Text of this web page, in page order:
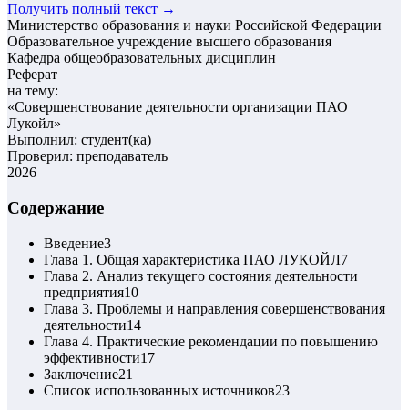
Получить полный текст →
Министерство образования и науки Российской Федерации
Образовательное учреждение высшего образования
Кафедра общеобразовательных дисциплин
Реферат
на тему:
«Совершенствование деятельности организации ПАО
Лукойл»
Выполнил: студент(ка)
Проверил: преподаватель
2026
Содержание
Введение3
Глава 1. Общая характеристика ПАО ЛУКОЙЛ7
Глава 2. Анализ текущего состояния деятельности
предприятия10
Глава 3. Проблемы и направления совершенствования
деятельности14
Глава 4. Практические рекомендации по повышению
эффективности17
Заключение21
Список использованных источников23